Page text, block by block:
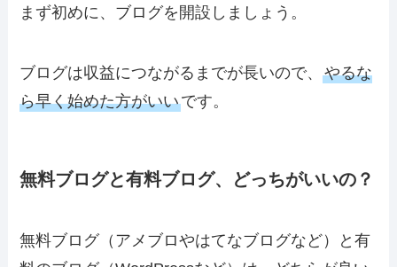
まず初めに、ブログを開設しましょう。
ブログは収益につながるまでが長いので、やるな
ら早く始めた方がいいです。
無料ブログと有料ブログ、どっちがいいの？
無料ブログ（アメブロやはてなブログなど）と有